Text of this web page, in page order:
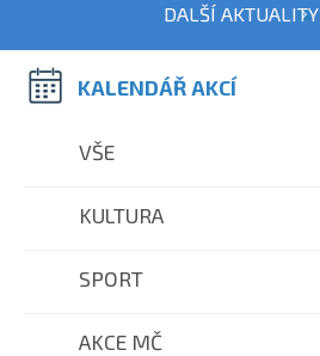
DALŠÍ AKTUALITY
KALENDÁŘ AKCÍ
VŠE
KULTURA
SPORT
AKCE MČ